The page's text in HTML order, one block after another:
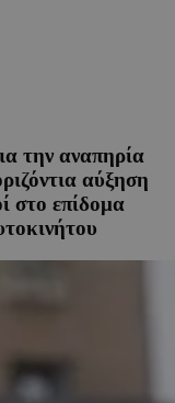
την αναπηρία
αύξηση
στο επίδομα